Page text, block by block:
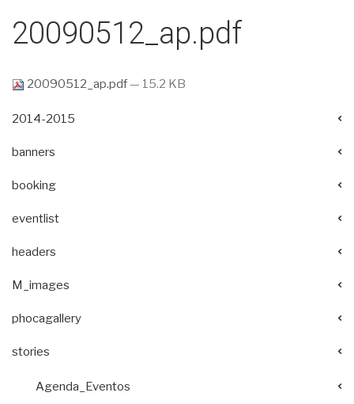
20090512_ap.pdf
20090512_ap.pdf— 15.2 KB
2014-2015
banners
booking
eventlist
headers
M_images
phocagallery
stories
Agenda_Eventos